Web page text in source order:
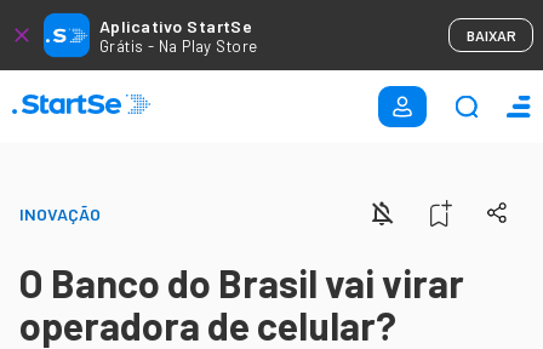
Aplicativo StartSe
Grátis - Na Play Store
BAIXAR
INOVAÇÃO
O Banco do Brasil vai virar
operadora de celular?